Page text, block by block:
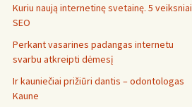
Kuriu naują internetinę svetainę. 5 veiksniai
SEO
Perkant vasarines padangas internetu
svarbu atkreipti dėmesį
Ir kauniečiai prižiūri dantis – odontologas
Kaune